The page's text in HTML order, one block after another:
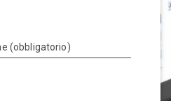
(obbligatorio)